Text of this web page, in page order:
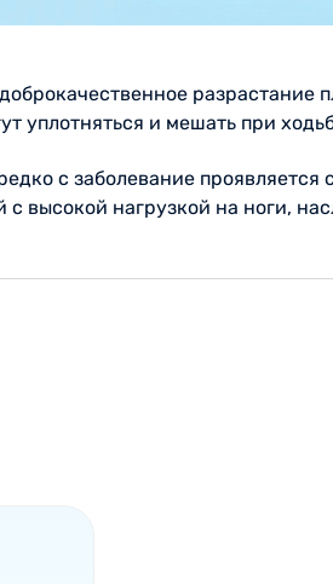
разрастание
уплотняться и мешать при
с заболевание проявляется
высокой нагрузкой на ноги,